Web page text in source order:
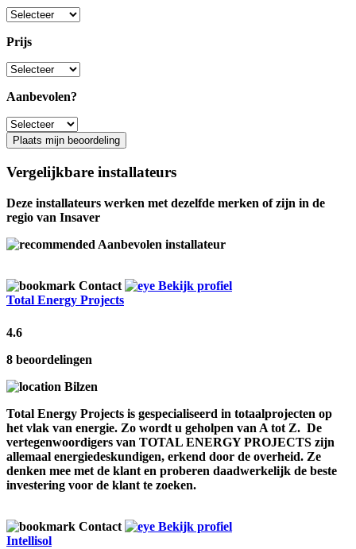
Prijs
Aanbevolen?
Plaats mijn beoordeling
Vergelijkbare installateurs
Deze installateurs werken met dezelfde merken of zijn in de
regio van Insaver
Aanbevolen installateur
Contact
Bekijk profiel
Total Energy Projects
4.6
8 beoordelingen
Bilzen
Total Energy Projects is gespecialiseerd in totaalprojecten op
het vlak van energie. Zo wordt u geholpen van A tot Z. De
vertegenwoordigers van TOTAL ENERGY PROJECTS zijn
allemaal energiedeskundigen, erkend door de overheid. Ze
denken mee met de klant en proberen daadwerkelijk de beste
investering voor de klant te zoeken.
Contact
Bekijk profiel
Intellisol